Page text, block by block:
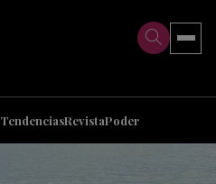
TendenciasRevistaPoder